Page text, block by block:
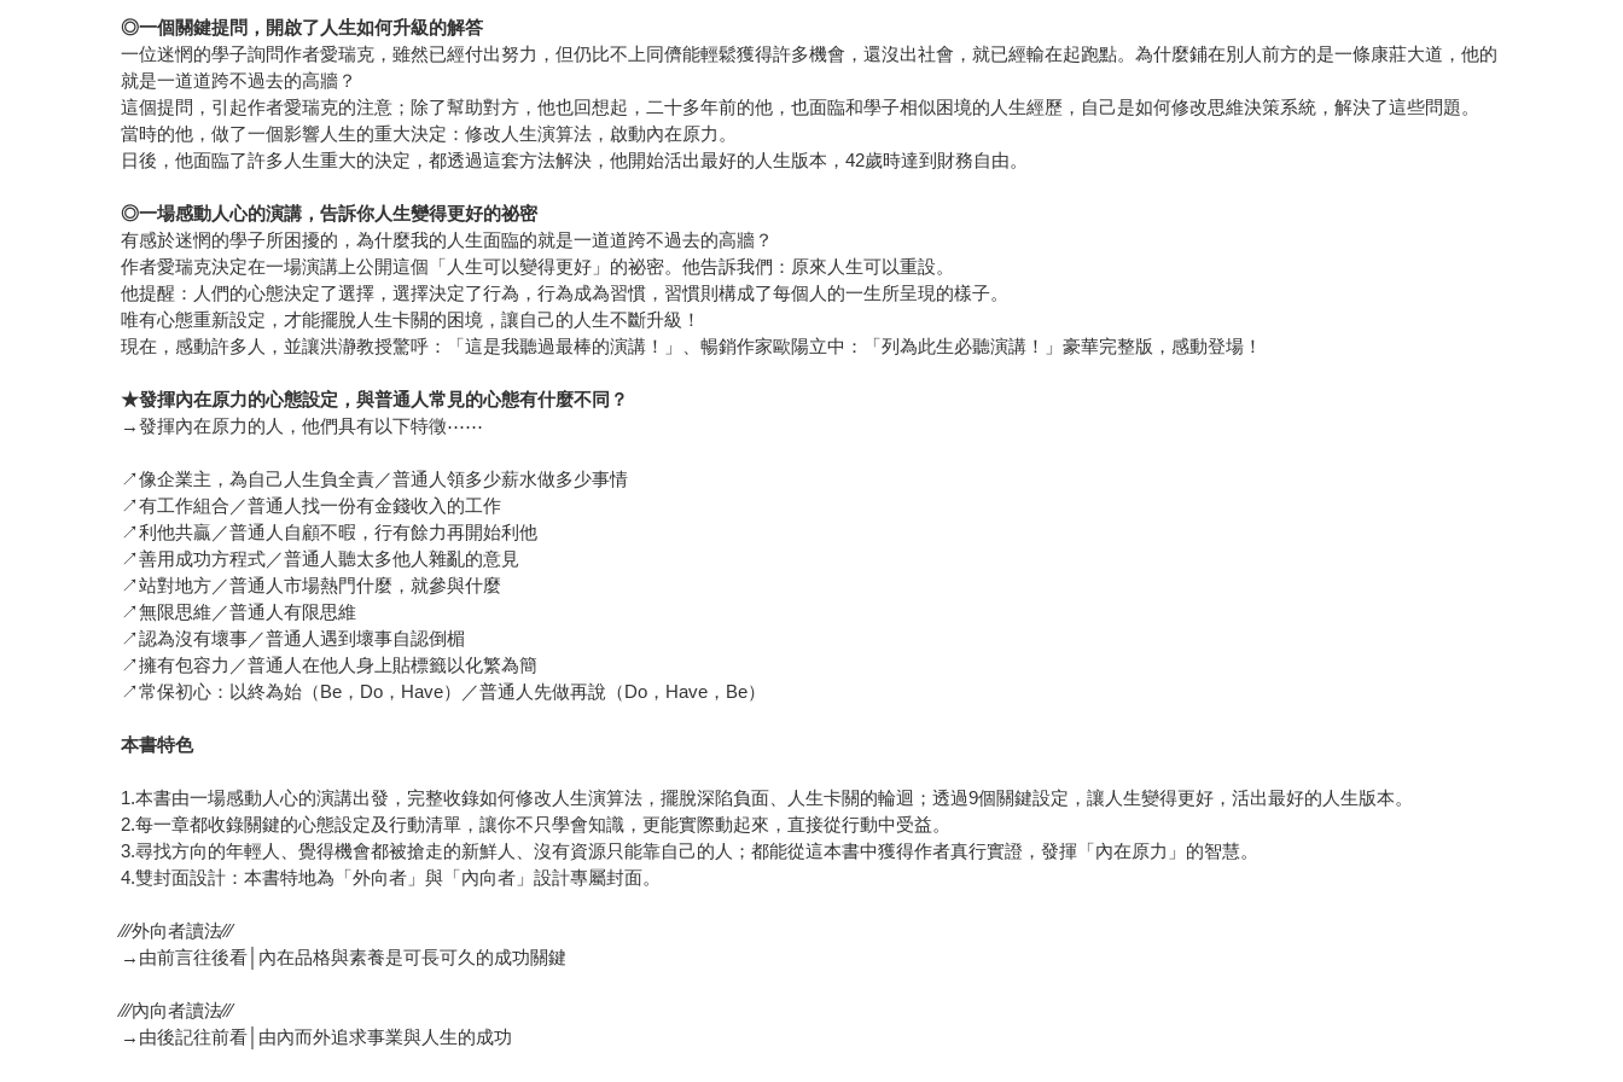
◎一個關鍵提問，開啟了人生如何升級的解答
一位迷惘的學子詢問作者愛瑞克，雖然已經付出努力，但仍比不上同儕能輕鬆獲得許多機會，還沒出社會，就已經輸在起跑點。為什麼鋪在別人前方的是一條康莊大道，他的
就是一道道跨不過去的高牆？
這個提問，引起作者愛瑞克的注意；除了幫助對方，他也回想起，二十多年前的他，也面臨和學子相似困境的人生經歷，自己是如何修改思維決策系統，解決了這些問題。
當時的他，做了一個影響人生的重大決定：修改人生演算法，啟動內在原力。
日後，他面臨了許多人生重大的決定，都透過這套方法解決，他開始活出最好的人生版本，42歲時達到財務自由。
◎一場感動人心的演講，告訴你人生變得更好的祕密
有感於迷惘的學子所困擾的，為什麼我的人生面臨的就是一道道跨不過去的高牆？
作者愛瑞克決定在一場演講上公開這個「人生可以變得更好」的祕密。他告訴我們：原來人生可以重設。
他提醒：人們的心態決定了選擇，選擇決定了行為，行為成為習慣，習慣則構成了每個人的一生所呈現的樣子。
唯有心態重新設定，才能擺脫人生卡關的困境，讓自己的人生不斷升級！
現在，感動許多人，並讓洪瀞教授驚呼：「這是我聽過最棒的演講！」、暢銷作家歐陽立中：「列為此生必聽演講！」豪華完整版，感動登場！
★發揮內在原力的心態設定，與普通人常見的心態有什麼不同？
→發揮內在原力的人，他們具有以下特徵⋯⋯
↗像企業主，為自己人生負全責／普通人領多少薪水做多少事情
↗有工作組合／普通人找一份有金錢收入的工作
↗利他共贏／普通人自顧不暇，行有餘力再開始利他
↗善用成功方程式／普通人聽太多他人雜亂的意見
↗站對地方／普通人市場熱門什麼，就參與什麼
↗無限思維／普通人有限思維
↗認為沒有壞事／普通人遇到壞事自認倒楣
↗擁有包容力／普通人在他人身上貼標籤以化繁為簡
↗常保初心：以終為始（Be，Do，Have）／普通人先做再說（Do，Have，Be）
本書特色
1.本書由一場感動人心的演講出發，完整收錄如何修改人生演算法，擺脫深陷負面、人生卡關的輪迴；透過9個關鍵設定，讓人生變得更好，活出最好的人生版本。
2.每一章都收錄關鍵的心態設定及行動清單，讓你不只學會知識，更能實際動起來，直接從行動中受益。
3.尋找方向的年輕人、覺得機會都被搶走的新鮮人、沒有資源只能靠自己的人；都能從這本書中獲得作者真行實證，發揮「內在原力」的智慧。
4.雙封面設計：本書特地為「外向者」與「內向者」設計專屬封面。
∕∕∕外向者讀法∕∕∕
→由前言往後看│內在品格與素養是可長可久的成功關鍵
∕∕∕內向者讀法∕∕∕
→由後記往前看│由內而外追求事業與人生的成功